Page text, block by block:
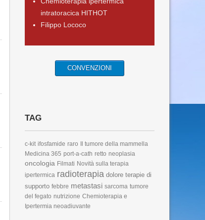
intratoracica HITHOT
Filippo Lococo
CONVENZIONI
TAG
c-kit ifosfamide raro
Il tumore della mammella
Medicina 365 port-a-cath retto neoplasia
oncologia Filmati Novità sulla terapia
ipertermica radioterapia dolore terapie di
supporto febbre metastasi sarcoma tumore
del fegato nutrizione Chemioterapia e
Ipertermia neoadiuvante